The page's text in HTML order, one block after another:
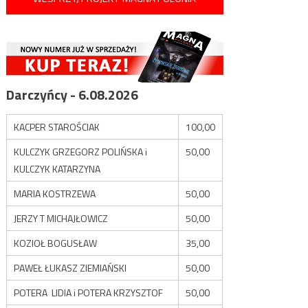
Darczyńcy - 6.08.2026
KACPER STAROŚCIAK
100,00
KULCZYK GRZEGORZ POLIŃSKA i
KULCZYK KATARZYNA
50,00
MARIA KOSTRZEWA
50,00
JERZY T MICHAJŁOWICZ
50,00
KOZIOŁ BOGUSŁAW
35,00
PAWEŁ ŁUKASZ ZIEMIAŃSKI
50,00
POTERA LIDIA i POTERA KRZYSZTOF
50,00